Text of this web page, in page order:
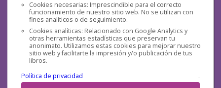
Cookies necesarias: Imprescindible para el correcto
funcionamiento de nuestro sitio web. No se utilizan con
fines analíticos o de seguimiento.
Cookies analíticas: Relacionado con Google Analytics y
otras herramientas estadísticas que preservan tu
anonimato. Utilizamos estas cookies para mejorar nuestro
sitio web y facilitarte la impresión y/o publicación de tus
libros.
Política de privacidad
.
Redes sociales